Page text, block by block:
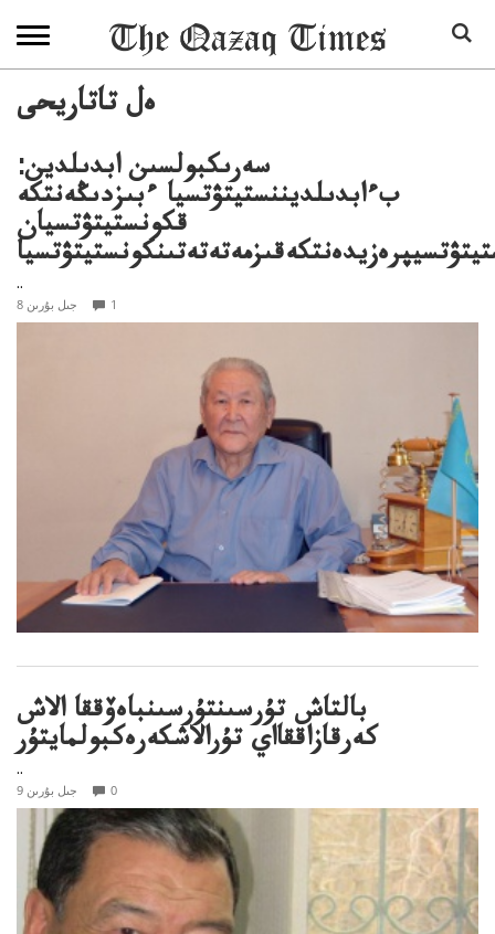
ەل تاتاريحى
سەرىكبولسىن ابدىلدين:
بءابدىلديننستيتۋتسيا ءبىزدىڭەنتكە
قكونستيتۋتسيان
..
8 جىل بۇرىن 1
بالتاش تۇرسىنتۇرسىنباەۆققا الاش
كەرقازاققااي تۇرالاشكەرەكبولمايتۇر
..
9 جىل بۇرىن 0